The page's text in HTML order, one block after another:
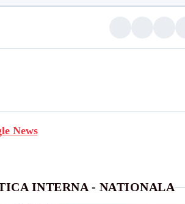
News
INTERNA - NATIONALA